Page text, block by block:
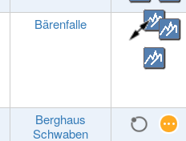
Bärenfalle
Berghaus
Schwaben